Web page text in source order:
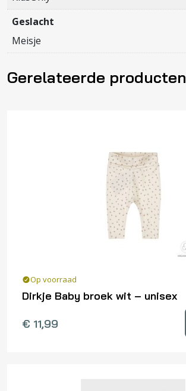
Geslacht
Meisje
Gerelateerde producten
Op voorraad
Dirkje Baby broek wit – unisex
€ 11,99
product